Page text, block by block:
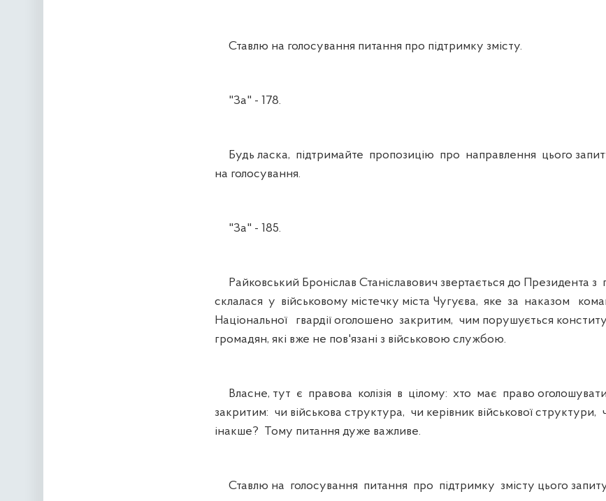
Ставлю на голосування питання про підтримку змісту.
"За" - 178.
Будь ласка, підтримайте пропозицію про направлення цього
на голосування.
"За" - 185.
Райковський Броніслав Станіславович звертається до Президента з
склалася у військовому містечку міста Чугуєва, яке за наказом
Національної гвардії оголошено закритим, чим порушується
громадян, які вже не пов'язані з військовою службою.
Власне, тут є правова колізія в цілому: хто має право
закритим: чи військова структура, чи керівник військової
інакше? Тому питання дуже важливе.
Ставлю на голосування питання про підтримку змісту цього